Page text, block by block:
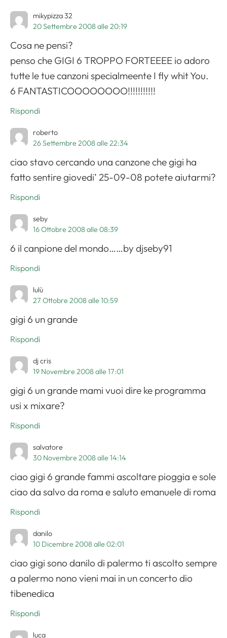
mikypizza 32
20 Settembre 2008 alle 20:19
Cosa ne pensi?
penso che GIGI 6 TROPPO FORTEEEE io adoro
tutte le tue canzoni specialmeente I fly whit You.
6 FANTASTICOOOOOOOO!!!!!!!!!!!
Rispondi
roberto
26 Settembre 2008 alle 22:34
ciao stavo cercando una canzone che gigi ha
fatto sentire giovedi’ 25-09-08 potete aiutarmi?
Rispondi
seby
16 Ottobre 2008 alle 08:39
6 il canpione del mondo……by djseby91
Rispondi
lulù
27 Ottobre 2008 alle 10:59
gigi 6 un grande
Rispondi
dj cris
19 Novembre 2008 alle 17:01
gigi 6 un grande mami vuoi dire ke programma
usi x mixare?
Rispondi
salvatore
30 Novembre 2008 alle 14:14
ciao gigi 6 grande fammi ascoltare pioggia e sole
ciao da salvo da roma e saluto emanuele di roma
Rispondi
danilo
10 Dicembre 2008 alle 02:01
ciao gigi sono danilo di palermo ti ascolto sempre
a palermo nono vieni mai in un concerto dio
tibenedica
Rispondi
luca